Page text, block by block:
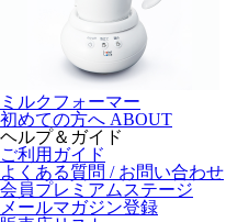
ミルクフォーマー
初めての方へ ABOUT
ヘルプ＆ガイド
ご利用ガイド
よくある質問 / お問い合わせ
会員プレミアムステージ
メールマガジン登録